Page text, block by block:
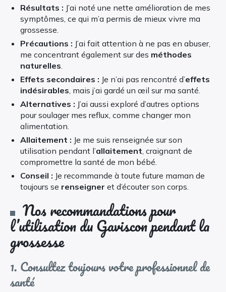
Résultats : J’ai noté une nette amélioration de mes
symptômes, ce qui m’a permis de mieux vivre ma
grossesse.
Précautions : J’ai fait attention à ne pas en abuser,
me concentrant également sur des méthodes
naturelles
Effets secondaires : Je n’ai pas rencontré d’effets
indésirables , mais j’ai gardé un œil sur ma santé.
Alternatives : J’ai aussi exploré d’autres options
pour soulager mes reflux, comme changer mon
alimentation.
Allaitement : Je me suis renseignée sur son
utilisation pendant l’allaitement , craignant de
compromettre la santé de mon bébé.
Conseil : Je recommande à toute future maman de
toujours se renseigner et d’écouter son corps.
Nos recommandations pour
l’utilisation du Gaviscon pendant la
grossesse
1. Consultez toujours votre professionnel de
santé